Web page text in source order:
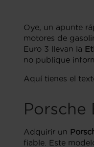
Oye, un apunte
motores de
Euro 3 llevan la
no publique
Aquí tienes el
Porsche
Adquirir un
fiable. Este